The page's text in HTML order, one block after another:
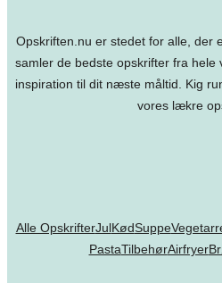
Opskriften.nu er stedet for alle, der
samler de bedste opskrifter fra hele
inspiration til dit næste måltid. Kig
vores lækre
Alle OpskrifterJulKødSuppe
PastaTilbehørAirfryer